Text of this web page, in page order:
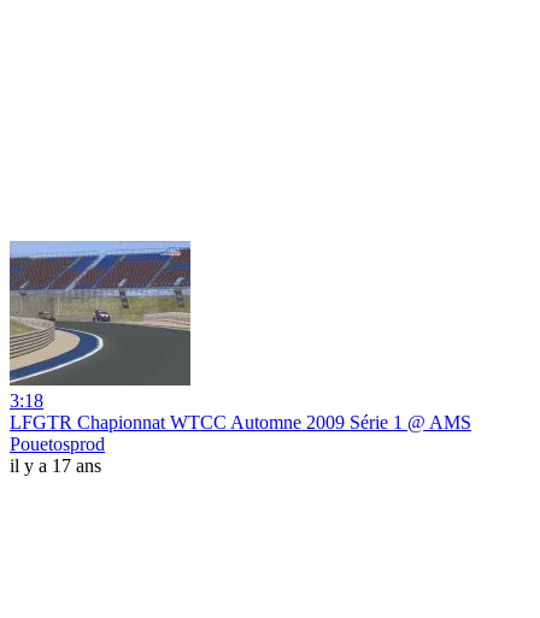
3:18
LFGTR Chapionnat WTCC Automne 2009 Série 1 @ AMS
Pouetosprod
il y a 17 ans